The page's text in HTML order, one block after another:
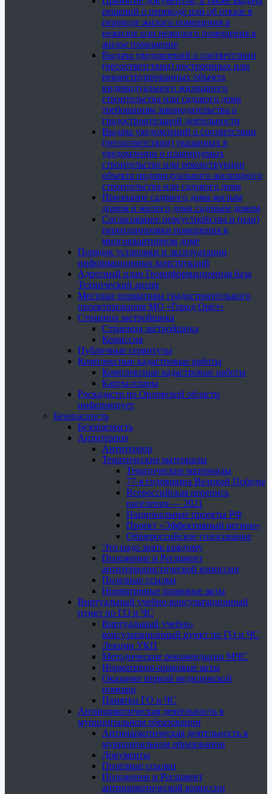
решений о переводе или об отказе в
переводе жилого помещения в
нежилое или нежилого помещения в
жилое помещение
Выдача уведомлений о соответствии
(несоответствии) построенных или
реконструированных объекта
индивидуального жилищного
строительства или садового дома
требованиям законодательства о
градостроительной деятельности
Выдача уведомлений о соответствии
(несоответствии) указанных в
уведомлении о планируемых
строительстве или реконструкции
объекта индивидуального жилищного
строительства или садового дома
Признание садового дома жилым
домом и жилого дома садовым домом
Согласование переустройства и (или)
перепланировки помещения в
многоквартирном доме
Порядок установки и эксплуатации
информационных конструкций
Адресный план Геоинформационная база
Технический архив
Местные нормативы градостроительного
проектирования МО «Город Орёл»
Страница застройщика
Страница застройщика
Комиссия
Публичные сервитуты
Комплексные кадастровые работы
Комплексные кадастровые работы
Карты-планы
Роскадастр по Орловской области
информирует
Безопасность
Безопасность
Антитеррор
Антитеррор
Тематические материалы
Тематические материалы
77-я годовщина Великой Победы
Всероссийская перепись
населения — 2021
Национальные проекты РФ
Проект «Эффективный регион»
Общероссийское голосование
Это надо знать каждому
Положение и Регламент
антитеррористической комиссии
Полезные ссылки
Нормативные правовые акты
Виртуальный учебно-консультационный
пункт по ГО и ЧС
Виртуальный учебно-
консультационный пункт по ГО и ЧС
Лекции УКП
Методические рекомендации МЧС
Нормативно-правовые акты
Оказание первой медицинской
помощи
Памятки ГО и ЧС
Антинаркотическая деятельность в
муниципальном образовании
Антинаркотическая деятельность в
муниципальном образовании
Документы
Полезные ссылки
Положение и Регламент
антинаркотической комиссии